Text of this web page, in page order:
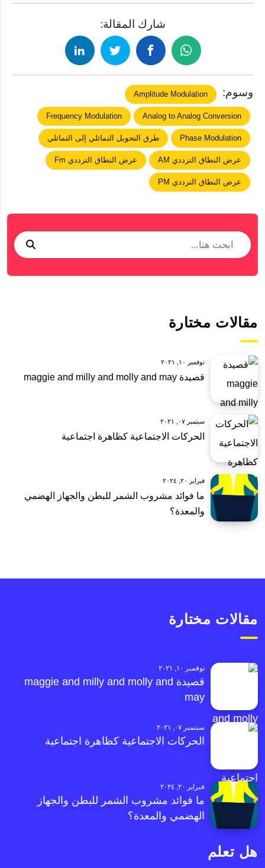
شارك المقالة:
وسوم: Amplitude Modulation
Analog to Analog Conversion
Frequency Modulation
Phase Modulation طرق التحويل التماثلي إلى التماثلي
عرض النطاق الترددي AM عرض النطاق الترددي Fm
عرض النطاق الترددي PM
مقالات مختارة
نوفمبر ١٠, ٢٠٢١
قصيدة maggie and milly and molly and may
سبتمبر ٠٧, ٢٠٢١
الحركات الاجتماعية كظاهرة اجتماعية
فبراير ٢٠, ٢٠٢٤
ما فوائد مشروب الشمر للبطن والجهاز الهضمي
والمعدة؟
مقالات مختارة
نوفمبر ١٠, ٢٠٢١
قصيدة maggie and milly and molly and
may
سبتمبر ٠٧, ٢٠٢١
الحركات الاجتماعية كظاهرة اجتماعية
فبراير ٢٠, ٢٠٢٤
ما فوائد مشروب الشمر للبطن والجهاز
الهضمي والمعدة؟
هل تعلم